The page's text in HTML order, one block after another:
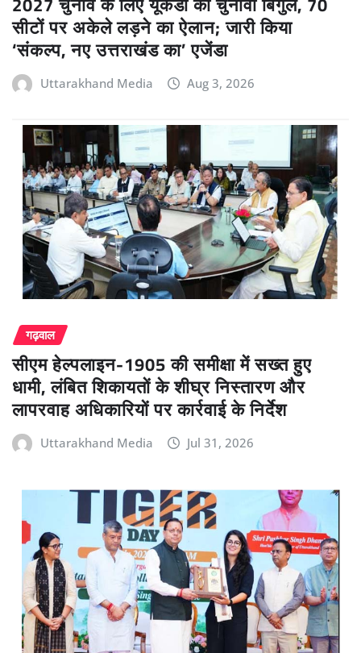
सीटों पर अकेले लड़ने का ऐलान; जारी किया
‘संकल्प, नए उत्तराखंड का’ एजेंडा
Uttarakhand Media Aug 3, 2026
गढ़वाल
सीएम हेल्पलाइन-1905 की समीक्षा में सख्त हुए
धामी, लंबित शिकायतों के शीघ्र निस्तारण और
लापरवाह अधिकारियों पर कार्रवाई के निर्देश
Uttarakhand Media Jul 31, 2026